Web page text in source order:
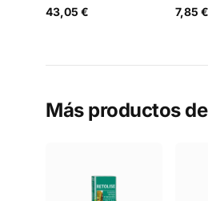
43,05 € 7,85 €
Más productos de